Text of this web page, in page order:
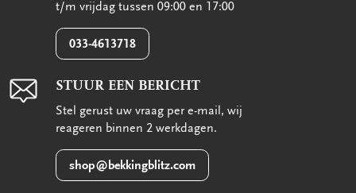
t/m vrijdag tussen 09:00 en 17:00
033-4613718
STUUR EEN BERICHT
Stel gerust uw vraag per e-mail, wij
reageren binnen 2 werkdagen.
shop@bekkingblitz.com